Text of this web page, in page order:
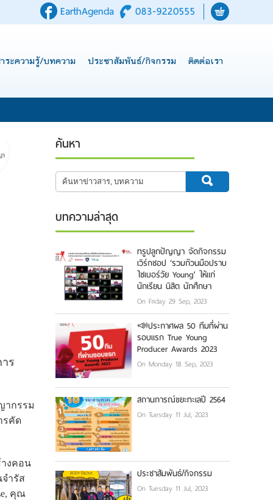
ระความรู้/บทความ ประชาสัมพันธ์/กิจกรรม ติดต่อเรา
083-9220555
EarthAgenda
ร
ากรรม
รคัด
งคอน
ำรัส
คุณ
ค้นหา
บทความล่าสุด
ทรูปลูกปัญญา จัดกิจกรรม
เวิร์กชอป ‘รวมก๊วนมือปราบ
ไซเบอร์วัย Young’ ให้แก่
นักเรียน นิสิต นักศึกษา
On Friday 29 Sep, 2023
📣ประกาศผล 50 ทีมที่ผ่าน
รอบแรก True Young
Producer Awards 2023
On Monday 18 Sep, 2023
สถานการณ์ขยะทะเลปี 2564
On Tuesday 11 Jul, 2023
ประชาสัมพันธ์/กิจกรรม
On Tuesday 11 Jul, 2023